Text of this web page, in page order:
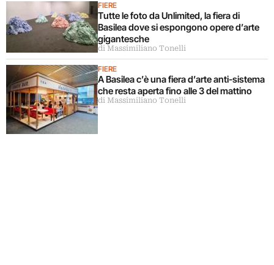
FIERE
Tutte le foto da Unlimited, la fiera di
Basilea dove si espongono opere d’arte
gigantesche
di Massimiliano Tonelli
FIERE
A Basilea c’è una fiera d’arte anti-sistema
che resta aperta fino alle 3 del mattino
di Massimiliano Tonelli